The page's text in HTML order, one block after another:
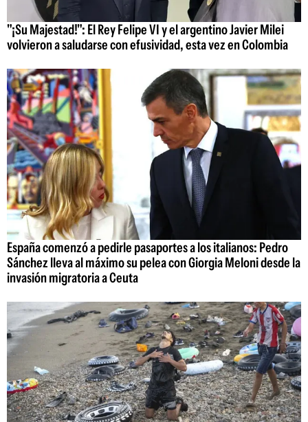
"¡Su Majestad!": El Rey Felipe VI y el argentino Javier Milei
volvieron a saludarse con efusividad, esta vez en Colombia
España comenzó a pedirle pasaportes a los italianos: Pedro
Sánchez lleva al máximo su pelea con Giorgia Meloni desde la
invasión migratoria a Ceuta